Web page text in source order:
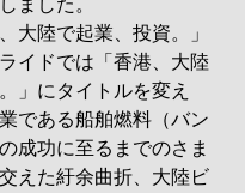
大陸で起業、投資。」
イドでは「香港、大陸
」にタイトルを変え
である船舶燃料（バン
成功に至るまでのさま
えた紆余曲折、大陸ビ